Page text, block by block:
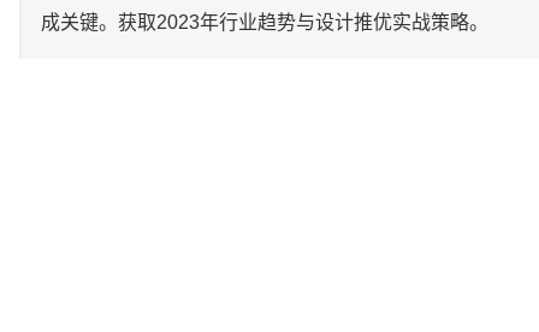
成关键。获取2023年行业趋势与设计推优实战策略。